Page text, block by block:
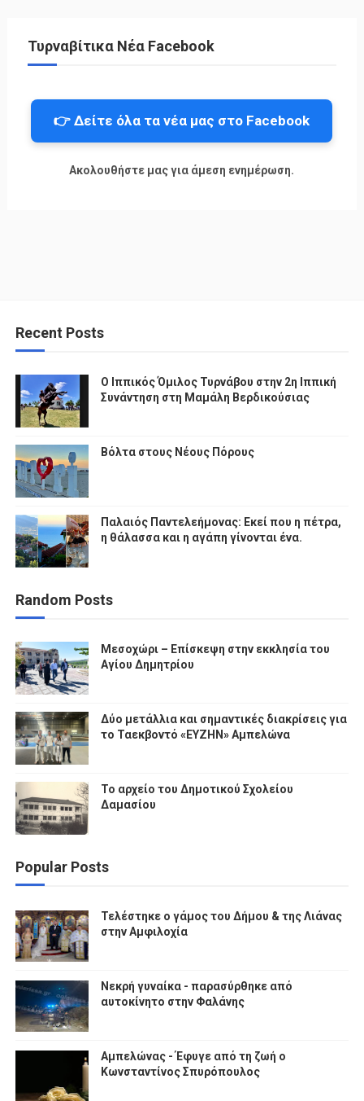
Τυρναβίτικα Νέα Facebook
👉 Δείτε όλα τα νέα μας στο Facebook
Ακολουθήστε μας για άμεση ενημέρωση.
Recent Posts
Ο Ιππικός Όμιλος Τυρνάβου στην 2η Ιππική
Συνάντηση στη Μαμάλη Βερδικούσιας
Βόλτα στους Νέους Πόρους
Παλαιός Παντελεήμονας: Εκεί που η πέτρα,
η θάλασσα και η αγάπη γίνονται ένα.
Random Posts
Μεσοχώρι – Επίσκεψη στην εκκλησία του
Αγίου Δημητρίου
Δύο μετάλλια και σημαντικές διακρίσεις για
το Ταεκβοντό «ΕΥΖΗΝ» Αμπελώνα
Το αρχείο του Δημοτικού Σχολείου
Δαμασίου
Popular Posts
Τελέστηκε ο γάμος του Δήμου & της Λιάνας
στην Αμφιλοχία
Νεκρή γυναίκα - παρασύρθηκε από
αυτοκίνητο στην Φαλάνης
Αμπελώνας - Έφυγε από τη ζωή ο
Κωνσταντίνος Σπυρόπουλος